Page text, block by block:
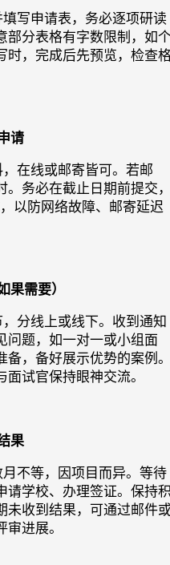
写申请表，务必逐项研读
部分表格有字数限制，如
时，完成后先预览，检查
请
在线或邮寄皆可。若邮
。务必在截止日期前提交
以防网络故障、邮寄延迟
果需要）
分线上或线下。收到通知
问题，如一对一或小组面
备，备好展示优势的案例
面试官保持眼神交流。
果
不等，因项目而异。等待
请学校、办理签证。保持
未收到结果，可通过邮件
审进展。